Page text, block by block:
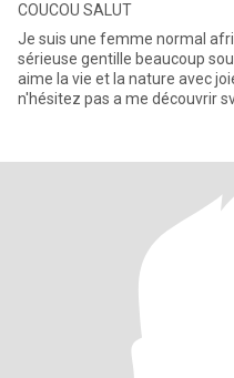
COUCOU SALUT
Je suis une femme normal
sérieuse gentille beaucoup
aime la vie et la nature avec
n'hésitez pas a me découvrir